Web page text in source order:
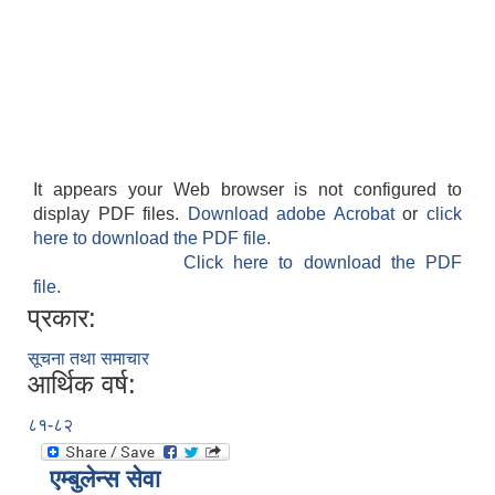
It appears your Web browser is not configured to
display PDF files.
Download adobe Acrobatorclick
here to download the PDF file.
Click here to download the PDF
file.
प्रकार:
सूचना तथा समाचार
आर्थिक वर्ष:
८१-८२
एम्बुलेन्स सेवा